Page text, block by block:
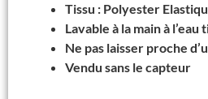
Tissu : Polyester
Lavable à la main à l’eau
Ne pas laisser proche
Vendu sans le capteur